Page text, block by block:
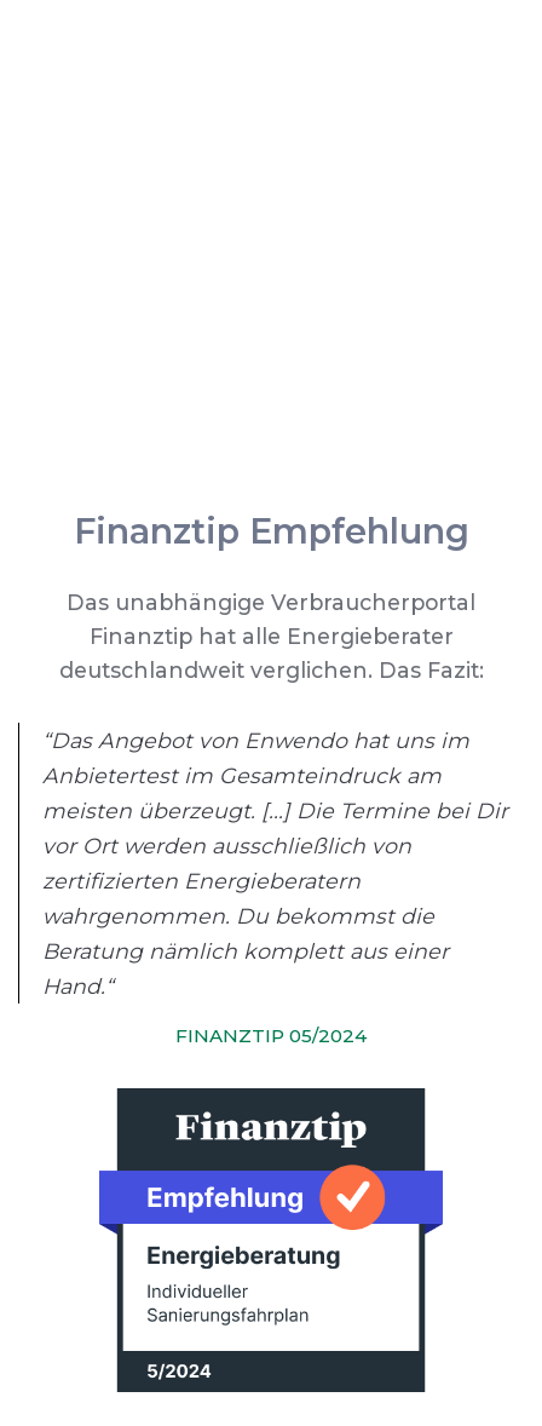
Finanztip Empfehlung
Das unabhängige Verbraucherportal
Finanztip hat alle Energieberater
deutschlandweit verglichen. Das Fazit:
“Das Angebot von Enwendo hat uns im
Anbietertest im Gesamteindruck am
meisten überzeugt. [...] Die Termine bei Dir
vor Ort werden ausschließlich von
zertifizierten Energieberatern
wahrgenommen. Du bekommst die
Beratung nämlich komplett aus einer
Hand.“
FINANZTIP 05/2024